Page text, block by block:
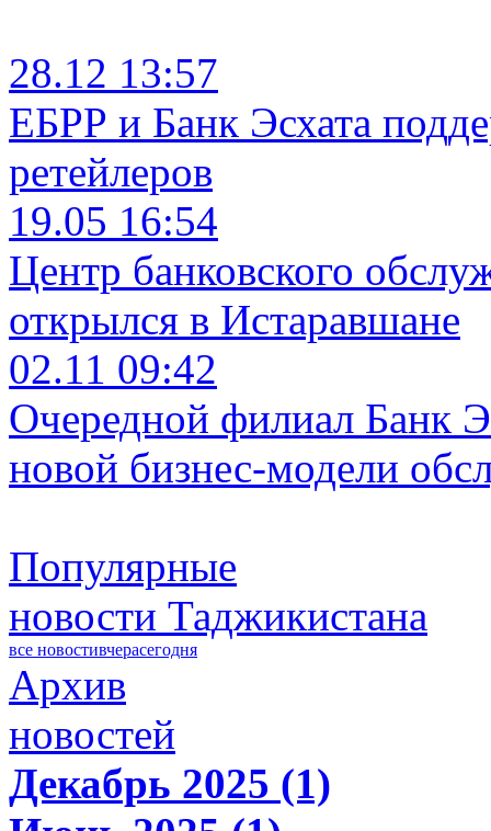
28.12 13:57
ЕБРР и Банк Эсхата
ретейлеров
19.05 16:54
Центр банковского
открылся в Истаравшане
02.11 09:42
Очередной филиал Банк
новой бизнес-модели
Популярные
новости Таджикистана
все новостивчерасегодня
Архив
новостей
Декабрь 2025 (1)